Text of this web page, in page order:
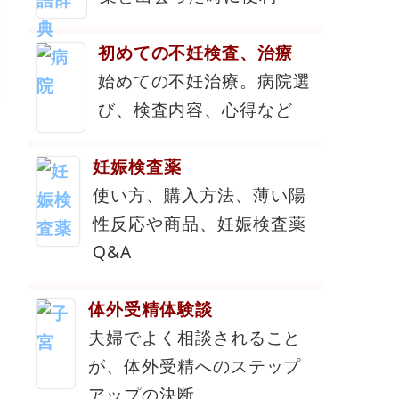
初めての不妊検査、治療
始めての不妊治療。病院選
び、検査内容、心得など
妊娠検査薬
使い方、購入方法、薄い陽
性反応や商品、妊娠検査薬
Q&A
体外受精体験談
夫婦でよく相談されること
が、体外受精へのステップ
アップの決断